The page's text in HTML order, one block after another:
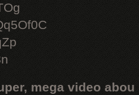
mega video abou